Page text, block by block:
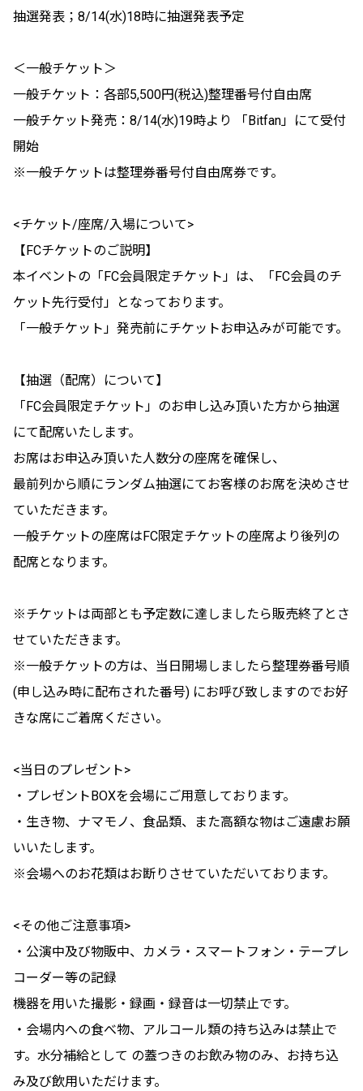
抽選発表；8/14(水)18時に抽選発表予定
＜一般チケット＞
一般チケット：各部5,500円(税込)整理番号付自由席
一般チケット発売：8/14(水)19時より 「Bitfan」にて受付
開始
※一般チケットは整理券番号付自由席券です。
<チケット/座席/入場について>
【FCチケットのご説明】
本イベントの「FC会員限定チケット」は、「FC会員のチ
ケット先行受付」となっております。
「一般チケット」発売前にチケットお申込みが可能です。
【抽選（配席）について】
「FC会員限定チケット」のお申し込み頂いた方から抽選
にて配席いたします。
お席はお申込み頂いた人数分の座席を確保し、
最前列から順にランダム抽選にてお客様のお席を決めさせ
ていただきます。
一般チケットの座席はFC限定チケットの座席より後列の
配席となります。
※チケットは両部とも予定数に達しましたら販売終了とさ
せていただきます。
※一般チケットの方は、当日開場しましたら整理券番号順
(申し込み時に配布された番号) にお呼び致しますのでお好
きな席にご着席ください。
<当日のプレゼント>
・プレゼントBOXを会場にご用意しております。
・生き物、ナマモノ、食品類、また高額な物はご遠慮お願
いいたします。
※会場へのお花類はお断りさせていただいております。
<その他ご注意事項>
・公演中及び物販中、カメラ・スマートフォン・テープレ
コーダー等の記録
機器を用いた撮影・録画・録音は一切禁止です。
・会場内への食べ物、アルコール類の持ち込みは禁止で
す。水分補給として の蓋つきのお飲み物のみ、お持ち込
み及び飲用いただけます。